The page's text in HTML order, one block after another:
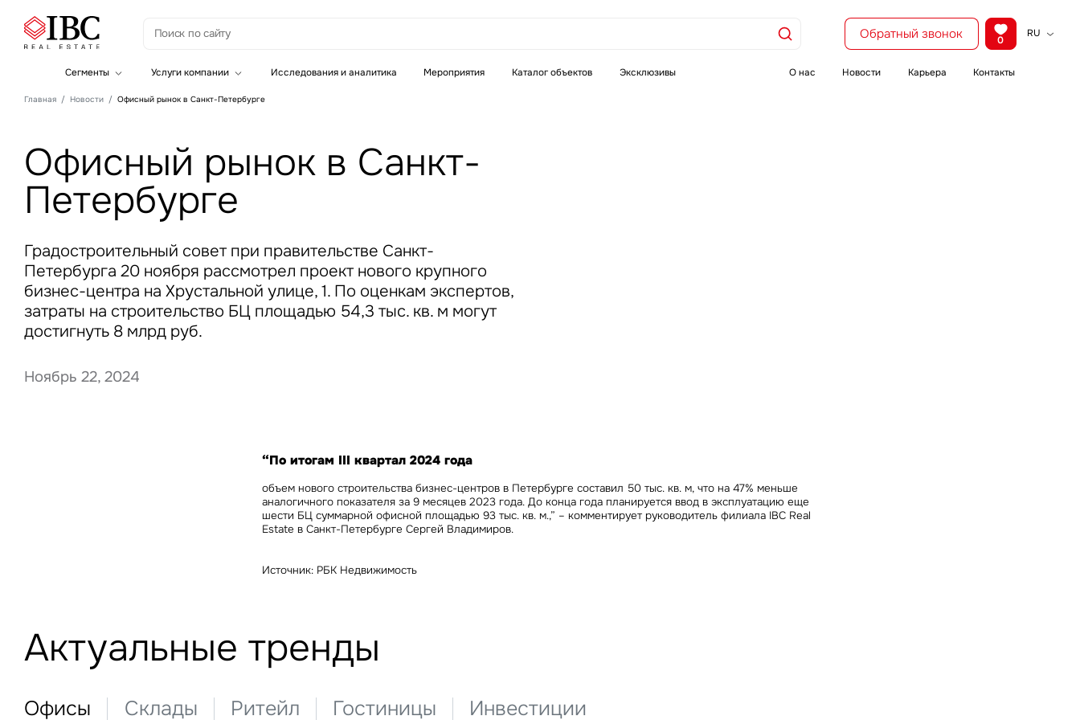
Обратный звонок 0
RU
Сегменты
Складская недвижимость
Услуги компании
Земельные активы и девелопмент
Складская недвижимость
Торговая недвижимость
Стратегический консалтинг
Исследования и аналитика
Оценка
Исследования и аналитика Мероприятия Каталог объектов Эксклюзивы О нас Новости Карьера Контакты
Главная Новости Офисный рынок в Санкт-Петербурге
Офисный рынок в Санкт-
Петербурге
Градостроительный совет при правительстве Санкт-
Петербурга 20 ноября рассмотрел проект нового крупного
бизнес-центра на Хрустальной улице, 1. По оценкам экспертов,
затраты на строительство БЦ площадью 54,3 тыс. кв. м могут
достигнуть 8 млрд руб.
Ноябрь 22, 2024
“По итогам III квартал 2024 года
объем нового строительства бизнес-центров в Петербурге составил 50 тыс. кв. м, что на 47% меньше
аналогичного показателя за 9 месяцев 2023 года. До конца года планируется ввод в эксплуатацию еще
шести БЦ суммарной офисной площадью 93 тыс. кв. м.,” – комментирует руководитель филиала IBC Real
Estate в Санкт-Петербурге Сергей Владимиров.
Источник: РБК Недвижимость
Актуальные тренды
Офисы Склады Ритейл Гостиницы Инвестиции
Заказать звонок